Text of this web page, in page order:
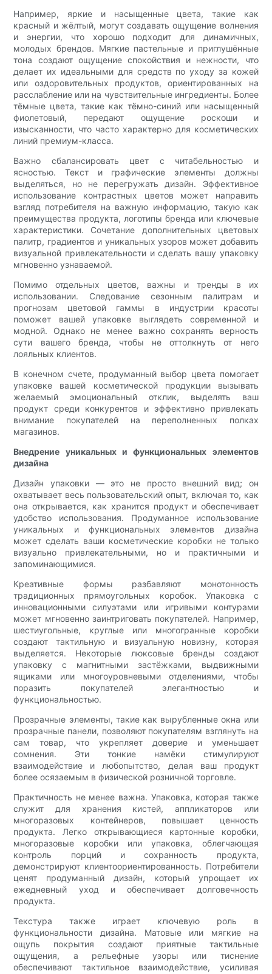
Например, яркие и насыщенные цвета, такие как
красный и жёлтый, могут создавать ощущение волнения
и энергии, что хорошо подходит для динамичных,
молодых брендов. Мягкие пастельные и приглушённые
тона создают ощущение спокойствия и нежности, что
делает их идеальными для средств по уходу за кожей
или оздоровительных продуктов, ориентированных на
расслабление или на чувствительные ингредиенты. Более
тёмные цвета, такие как тёмно-синий или насыщенный
фиолетовый, передают ощущение роскоши и
изысканности, что часто характерно для косметических
линий премиум-класса.
Важно сбалансировать цвет с читабельностью и
ясностью. Текст и графические элементы должны
выделяться, но не перегружать дизайн. Эффективное
использование контрастных цветов может направить
взгляд потребителя на важную информацию, такую ​​как
преимущества продукта, логотипы бренда или ключевые
характеристики. Сочетание дополнительных цветовых
палитр, градиентов и уникальных узоров может добавить
визуальной привлекательности и сделать вашу упаковку
мгновенно узнаваемой.
Помимо отдельных цветов, важны и тренды в их
использовании. Следование сезонным палитрам и
прогнозам цветовой гаммы в индустрии красоты
поможет вашей упаковке выглядеть современной и
модной. Однако не менее важно сохранять верность
сути вашего бренда, чтобы не оттолкнуть от него
лояльных клиентов.
В конечном счете, продуманный выбор цвета помогает
упаковке вашей косметической продукции вызывать
желаемый эмоциональный отклик, выделять ваш
продукт среди конкурентов и эффективно привлекать
внимание покупателей на переполненных полках
магазинов.
Внедрение уникальных и функциональных элементов
дизайна
Дизайн упаковки — это не просто внешний вид; он
охватывает весь пользовательский опыт, включая то, как
она открывается, как хранится продукт и обеспечивает
удобство использования. Продуманное использование
уникальных и функциональных элементов дизайна
может сделать ваши косметические коробки не только
визуально привлекательными, но и практичными и
запоминающимися.
Креативные формы разбавляют монотонность
традиционных прямоугольных коробок. Упаковка с
инновационными силуэтами или игривыми контурами
может мгновенно заинтриговать покупателей. Например,
шестиугольные, круглые или многогранные коробки
создают тактильную и визуальную новизну, которая
выделяется. Некоторые люксовые бренды создают
упаковку с магнитными застёжками, выдвижными
ящиками или многоуровневыми отделениями, чтобы
поразить покупателей элегантностью и
функциональностью.
Прозрачные элементы, такие как вырубленные окна или
прозрачные панели, позволяют покупателям взглянуть на
сам товар, что укрепляет доверие и уменьшает
сомнения. Эти тонкие намёки стимулируют
взаимодействие и любопытство, делая ваш продукт
более осязаемым в физической розничной торговле.
Практичность не менее важна. Упаковка, которая также
служит для хранения кистей, аппликаторов или
многоразовых контейнеров, повышает ценность
продукта. Легко открывающиеся картонные коробки,
многоразовые коробки или упаковка, облегчающая
контроль порций и сохранность продукта,
демонстрируют клиентоориентированность. Потребители
ценят продуманный дизайн, который упрощает их
ежедневный уход и обеспечивает долговечность
продукта.
Текстура также играет ключевую роль в
функциональности дизайна. Матовые или мягкие на
ощупь покрытия создают приятные тактильные
ощущения, а рельефные узоры или тиснение
обеспечивают тактильное взаимодействие, усиливая